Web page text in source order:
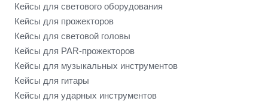
Кейсы для светового оборудования
Кейсы для прожекторов
Кейсы для световой головы
Кейсы для PAR-прожекторов
Кейсы для музыкальных инструментов
Кейсы для гитары
Кейсы для ударных инструментов